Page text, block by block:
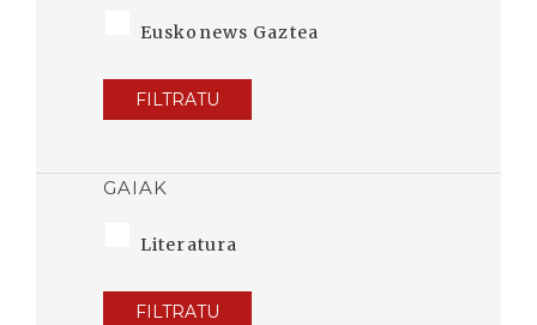
Euskonews Gaztea
FILTRATU
GAIAK
Literatura
FILTRATU